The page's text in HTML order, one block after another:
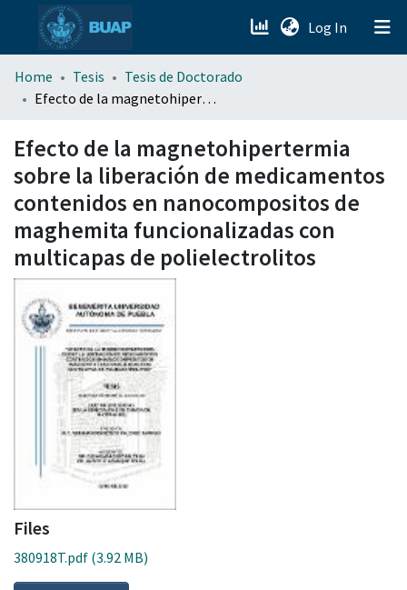
Log In (current)
menu.section.about_menu
Home Tesis
Tesis de Doctorado
Efecto de la magnetohipertermia sobre la liberación de medicamentos contenidos en nanocompositos de maghemita funcionalizadas con multicapas de polielectrolitos
Efecto de la magnetohipertermia
sobre la liberación de medicamentos
contenidos en nanocompositos de
maghemita funcionalizadas con
multicapas de polielectrolitos
Files
380918T.pdf (3.92 MB)